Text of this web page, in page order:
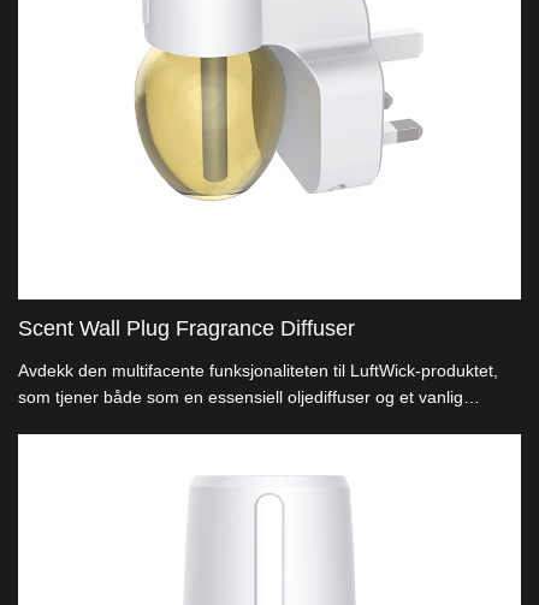
Scent Wall Plug Fragrance Diffuser
Avdekk den multifacente funksjonaliteten til LuftWick-produktet,
som tjener både som en essensiell oljediffuser og et vanlig